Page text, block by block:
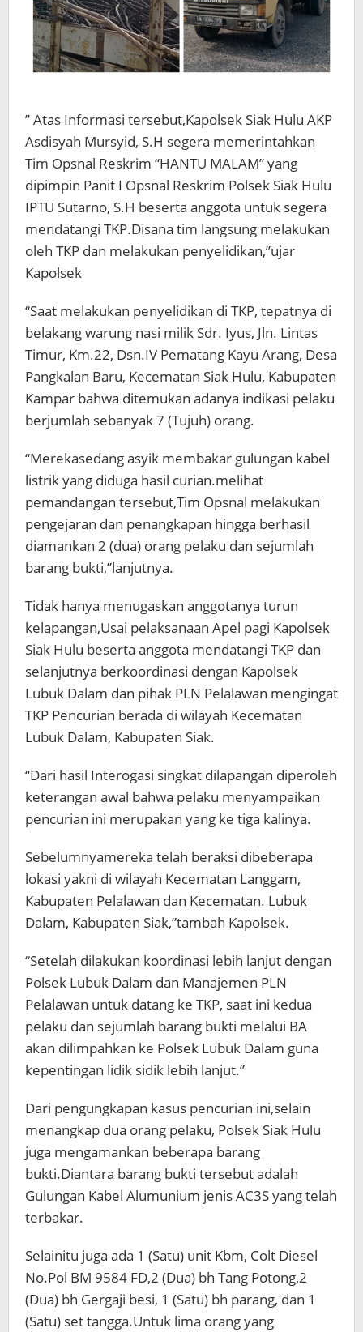
” Atas Informasi tersebut,Kapolsek Siak Hulu AKP
Asdisyah Mursyid, S.H segera memerintahkan
Tim Opsnal Reskrim “HANTU MALAM” yang
dipimpin Panit I Opsnal Reskrim Polsek Siak Hulu
IPTU Sutarno, S.H beserta anggota untuk segera
mendatangi TKP.Disana tim langsung melakukan
oleh TKP dan melakukan penyelidikan,”ujar
Kapolsek
“Saat melakukan penyelidikan di TKP, tepatnya di
belakang warung nasi milik Sdr. Iyus, Jln. Lintas
Timur, Km.22, Dsn.IV Pematang Kayu Arang, Desa
Pangkalan Baru, Kecematan Siak Hulu, Kabupaten
Kampar bahwa ditemukan adanya indikasi pelaku
berjumlah sebanyak 7 (Tujuh) orang.
“Merekasedang asyik membakar gulungan kabel
listrik yang diduga hasil curian.melihat
pemandangan tersebut,Tim Opsnal melakukan
pengejaran dan penangkapan hingga berhasil
diamankan 2 (dua) orang pelaku dan sejumlah
barang bukti,”lanjutnya.
Tidak hanya menugaskan anggotanya turun
kelapangan,Usai pelaksanaan Apel pagi Kapolsek
Siak Hulu beserta anggota mendatangi TKP dan
selanjutnya berkoordinasi dengan Kapolsek
Lubuk Dalam dan pihak PLN Pelalawan mengingat
TKP Pencurian berada di wilayah Kecematan
Lubuk Dalam, Kabupaten Siak.
“Dari hasil Interogasi singkat dilapangan diperoleh
keterangan awal bahwa pelaku menyampaikan
pencurian ini merupakan yang ke tiga kalinya.
Sebelumnyamereka telah beraksi dibeberapa
lokasi yakni di wilayah Kecematan Langgam,
Kabupaten Pelalawan dan Kecematan. Lubuk
Dalam, Kabupaten Siak,”tambah Kapolsek.
“Setelah dilakukan koordinasi lebih lanjut dengan
Polsek Lubuk Dalam dan Manajemen PLN
Pelalawan untuk datang ke TKP, saat ini kedua
pelaku dan sejumlah barang bukti melalui BA
akan dilimpahkan ke Polsek Lubuk Dalam guna
kepentingan lidik sidik lebih lanjut.”
Dari pengungkapan kasus pencurian ini,selain
menangkap dua orang pelaku, Polsek Siak Hulu
juga mengamankan beberapa barang
bukti.Diantara barang bukti tersebut adalah
Gulungan Kabel Alumunium jenis AC3S yang telah
terbakar.
Selainitu juga ada 1 (Satu) unit Kbm, Colt Diesel
No.Pol BM 9584 FD,2 (Dua) bh Tang Potong,2
(Dua) bh Gergaji besi, 1 (Satu) bh parang, dan 1
(Satu) set tangga.Untuk lima orang yang